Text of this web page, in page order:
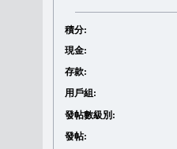
積分:
現金:
存款:
用戶組:
發帖數級別:
發帖: